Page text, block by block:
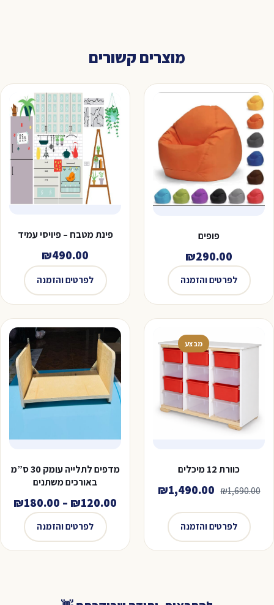
מוצרים קשורים
פופים
₪290.00
לפרטים והזמנה
פינת מטבח – פיויסי עמיד
₪490.00
לפרטים והזמנה
מבצע
כוורת 12 מיכלים
₪1,690.00
המחיר
היה:
₪1,690.00.
₪1,490.00
₪1,490.00.
לפרטים והזמנה
מדפים לתלייה עומק 30 ס”מ
באורכים משתנים
₪120.00
–
₪180.00
לפרטים והזמנה